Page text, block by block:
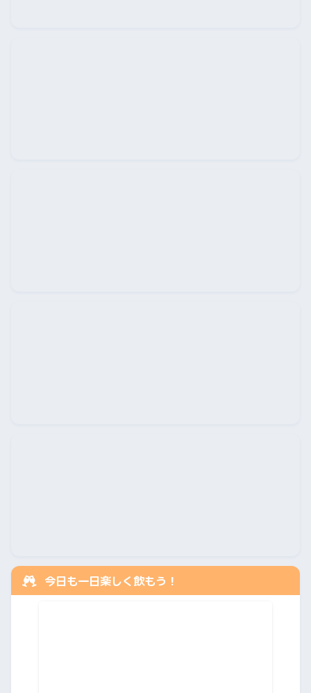
今日も一日楽しく飲もう！